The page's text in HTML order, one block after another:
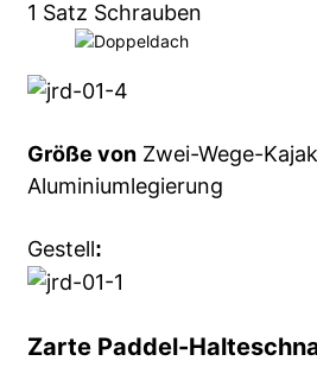
1 Satz Schrauben
Größe vonZwei-Wege-
Aluminiumlegierung
Gestell:
Zarte Paddel-